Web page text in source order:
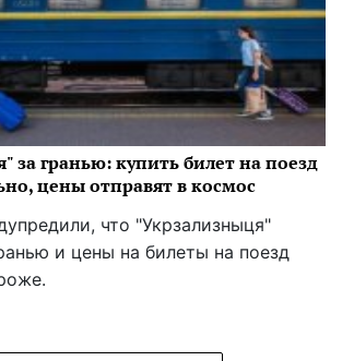
за гранью: купить билет на поезд
цены отправят в космос
что "Укрзализныця"
и цены на билеты на поезд